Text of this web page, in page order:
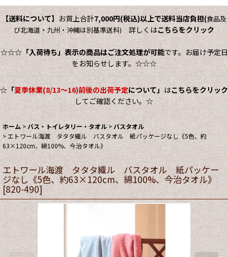
【送料について】 お買上合計7,000円(税込)以上で送料当店負担(食品及
び北海道・九州・沖縄は別基準送料)詳しくはこちらをクリック
☆☆☆「入荷待ち」表示の商品はご注文処理が可能です。お届け予定日
をお知らせします。☆☆☆
☆ 「夏季休業(8/13～16)前後の出荷予定について」はこちらをクリック
してご確認ください。☆
ホーム > バス・トイレタリー・タオル > バスタオル
>エトワール海渡 タタタ織ル バスタオル 紙パッケージなし《5色、約
63×120cm、綿100%、今治タオル》
エトワール海渡 タタタ織ル バスタオル 紙パッケー
ジなし《5色、約63×120cm、綿100%、今治タオル》
[820-490]